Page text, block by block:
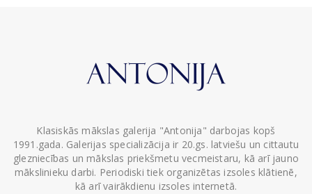
Klasiskās mākslas galerija "Antonija" darbojas kopš
1991.gada. Galerijas specializācija ir 20.gs. latviešu un cittautu
glezniecības un mākslas priekšmetu vecmeistaru, kā arī jauno
mākslinieku darbi. Periodiski tiek organizētas izsoles klātienē,
kā arī vairākdienu izsoles internetā.